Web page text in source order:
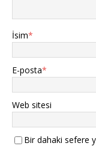
İsim*
E-posta*
Web sitesi
Bir dahaki sefere